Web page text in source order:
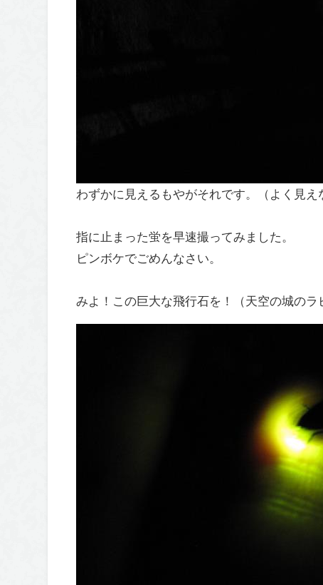
わずかに見えるもやがそれです。（よく見
指に止まった蛍を早速撮ってみました。
ピンボケでごめんなさい。
みよ！この巨大な飛行石を！（天空の城の